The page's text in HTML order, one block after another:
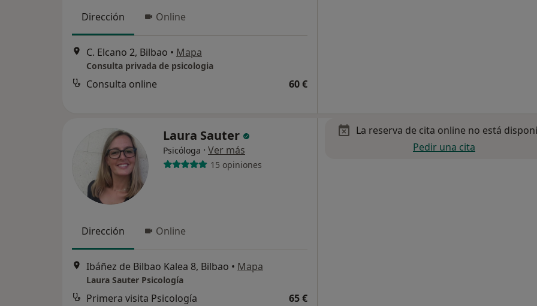
Dirección Online
C. Elcano 2, Bilbao • Mapa
Consulta privada de psicologia
Consulta online 60 €
Laura Sauter
Psicóloga · Ver más
15 opiniones
Dirección Online
Ibáñez de Bilbao Kalea 8, Bilbao • Mapa
Laura Sauter Psicología
Primera visita Psicología 65 €
La reserva de cita online no está
Pedir una cita